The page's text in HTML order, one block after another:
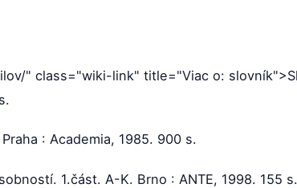
" class="wiki-link" title="Viac o:
: Academia, 1985. 900 s.
1.část. A-K. Brno : ANTE, 1998. 155 s.